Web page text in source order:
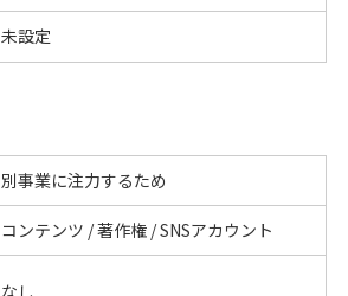
未設定
別事業に注力するため
コンテンツ / 著作権 / SNSアカウント